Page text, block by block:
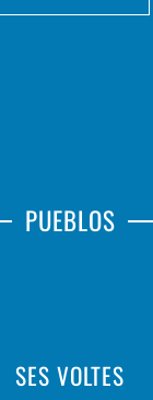
PUEBLOS
SES VOLTES